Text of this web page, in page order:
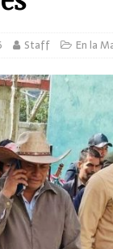
Staff En la